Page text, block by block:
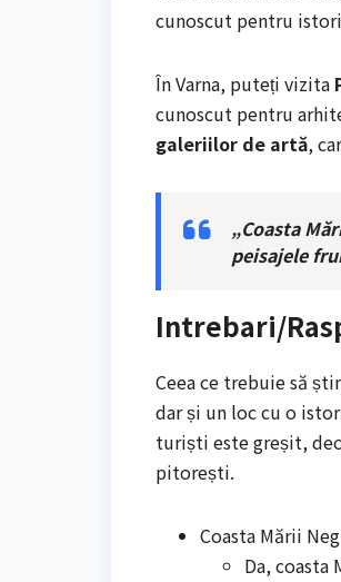
cunoscut pentru
În Varna, puteți vizita
cunoscut pentru
galeriilor de artă,
„Coasta
peisajele
Intrebari/
Ceea ce trebuie să
dar și un loc cu o
turiști este greșit,
pitorești.
Coasta Mării
Da,